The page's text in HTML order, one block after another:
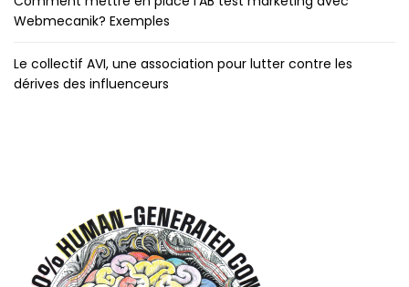
Webmecanik? Exemples
Le collectif AVI, une association pour lutter contre les
dérives des influenceurs